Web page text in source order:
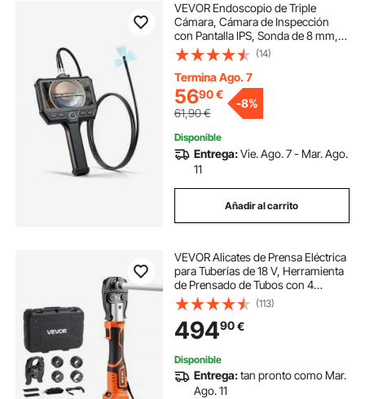
VEVOR Endoscopio de Triple
Cámara, Cámara de Inspección
con Pantalla IPS, Sonda de 8 mm,
Cable de 1,5 m, 32 GB, Zoom 8X,
Batería 5000 mAh, Luces LED, para
Motor, Tubería, Automoción,
Fontanería, HVAC
(14)
Termina Ago. 7
5690€
61,90€
-8%
Disponible
Entrega:Vie. Ago. 7 - Mar. Ago.
11
Añadir al carrito
VEVOR Alicates de Prensa Eléctrica
para Tuberías de 18 V, Herramienta
de Prensado de Tubos con 4
Mordazas U16, U20, U25, U32 y 2
baterías de 2 Ah, para
Reparaciones, Instalaciones de
Fontanería
(113)
49490€
Disponible
Entrega:tan pronto como Mar.
Ago. 11